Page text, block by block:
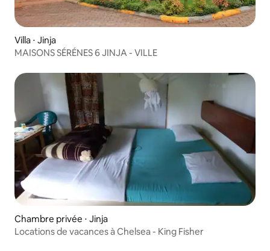
Villa ⋅ Jinja
MAISONS SÉRÉNES 6 JINJA - VILLE
Chambre privée ⋅ Jinja
Locations de vacances à Chelsea - King Fisher